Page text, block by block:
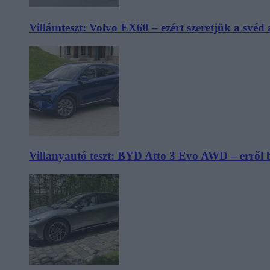
Villámteszt: Volvo EX60 – ezért szeretjük a svéd
Villanyautó teszt: BYD Atto 3 Evo AWD – erről